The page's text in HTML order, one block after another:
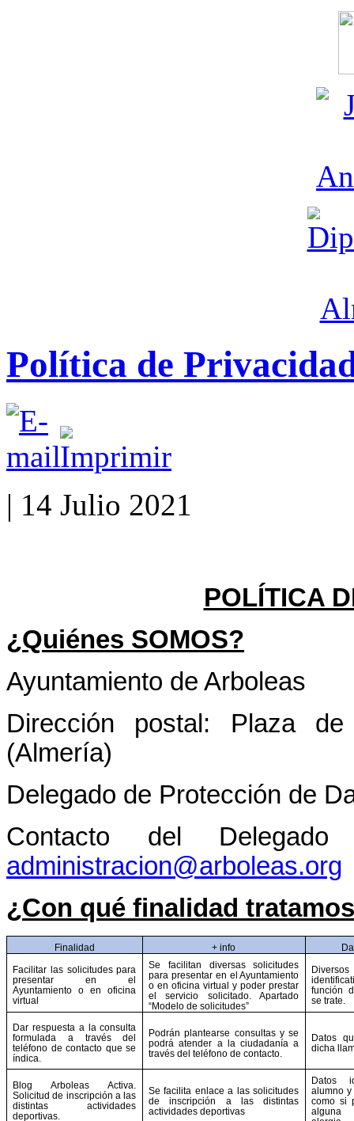
Política de
| 14 Julio 2021
POLÍTICA
¿Quiénes SOMOS?
Ayuntamiento de Arboleas
Dirección postal: Plaza
(Almería)
Delegado de Protección de
Contacto del
administracion@arboleas.org
¿Con qué finalidad
Finalidad + info
Facilitar las solicitudes para
presentar en el
Ayuntamiento o en oficina
virtual
Se facilitan diversas solicitudes
para presentar en el Ayuntamiento
o en oficina virtual y poder prestar
el servicio solicitado. Apartado
“Modelo de solicitudes”
función
se trate.
Dar respuesta a la consulta
formulada a través del
teléfono de contacto que se
índica.
Podrán plantearse consultas y se
podrá atender a la ciudadanía a
través del teléfono de contacto.
Datos
dicha
Blog Arboleas Activa.
Solicitud de inscripción a las
distintas actividades
deportivas.
Se facilita enlace a las solicitudes
de inscripción a las distintas
actividades deportivas
Datos
alumno
como si
alguna